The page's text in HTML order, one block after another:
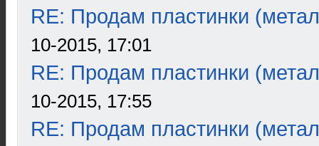
RE: Продам пластинки
10-2015, 17:01
RE: Продам пластинки
10-2015, 17:55
RE: Продам пластинки